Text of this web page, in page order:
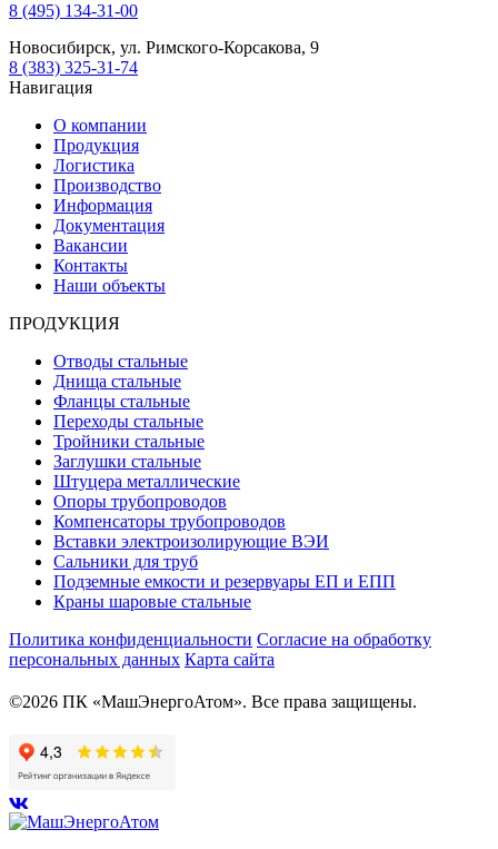
8 (495) 134-31-00
Новосибирск, ул. Римского-Корсакова, 9
8 (383) 325-31-74
Навигация
О компании
Продукция
Логистика
Производство
Информация
Документация
Вакансии
Контакты
Наши объекты
ПРОДУКЦИЯ
Отводы стальные
Днища стальные
Фланцы стальные
Переходы стальные
Тройники стальные
Заглушки стальные
Штуцера металлические
Опоры трубопроводов
Компенсаторы трубопроводов
Вставки электроизолирующие ВЭИ
Сальники для труб
Подземные емкости и резервуары ЕП и ЕПП
Краны шаровые стальные
Политика конфиденциальности Согласие на обработку
персональных данных Карта сайта
©2026 ПК «МашЭнергоАтом». Все права защищены.